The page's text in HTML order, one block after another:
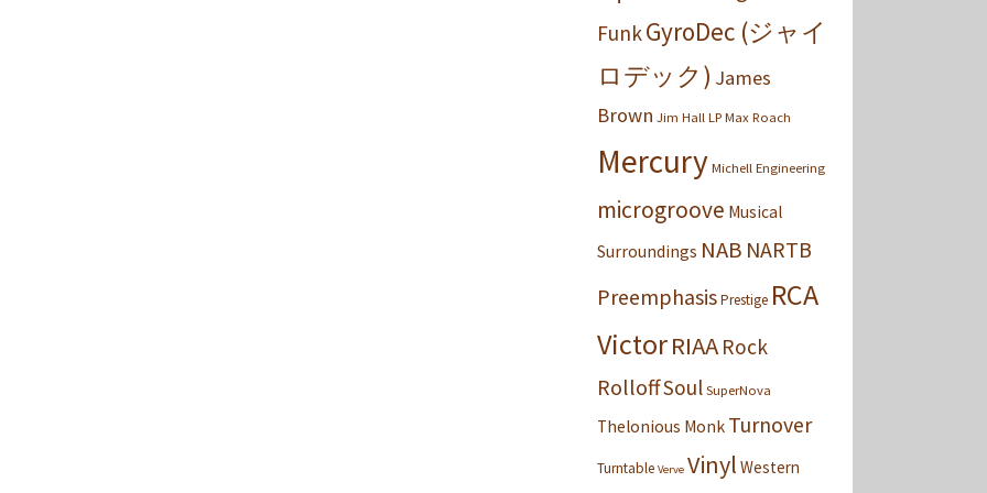
FunkGyroDec (ジャイ
ロデック) James
Brown Jim Hall LP Max Roach
Mercury Michell Engineering
microgroove Musical
Surroundings NAB NARTB
PreemphasisPrestige RCA
VictorRIAA Rock
RolloffSoul SuperNova
Thelonious Monk Turnover
Turntable Verve Vinyl Western